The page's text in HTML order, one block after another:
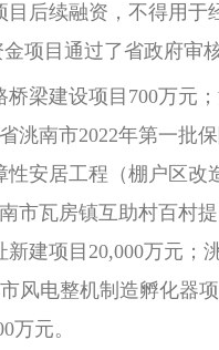
后续融资，不得用于
金项目通过了省政府审
建设项目700万元；
洮南市2022年第一批
性安居工程（棚户区
市瓦房镇互助村百村
建项目20,000万元；
风电整机制造孵化器
万元。